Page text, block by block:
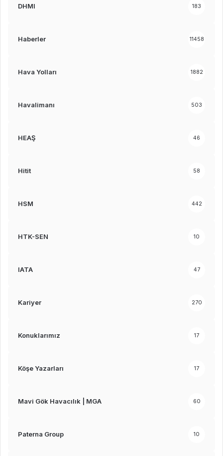
DHMI 183
Haberler 11458
Hava Yolları 1882
Havalimanı 503
HEAŞ 46
Hitit 58
HSM 442
HTK-SEN 10
IATA 47
Kariyer 270
Konuklarımız 17
Köşe Yazarları 17
Mavi Gök Havacılık | MGA 60
Paterna Group 10